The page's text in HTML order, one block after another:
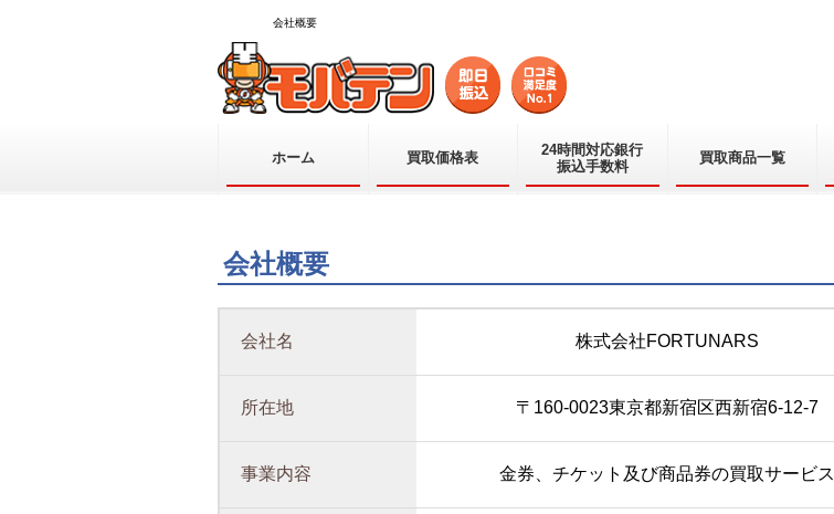
会社概要
ホーム 買取価格表
24時間対応銀行
振込手数料
買取商品一覧
会社概要
会社名 株式会社FORTUNARS
所在地 〒160-0023東京都新宿区西新宿6-12-7
事業内容 金券、チケット及び商品券の買取サービス